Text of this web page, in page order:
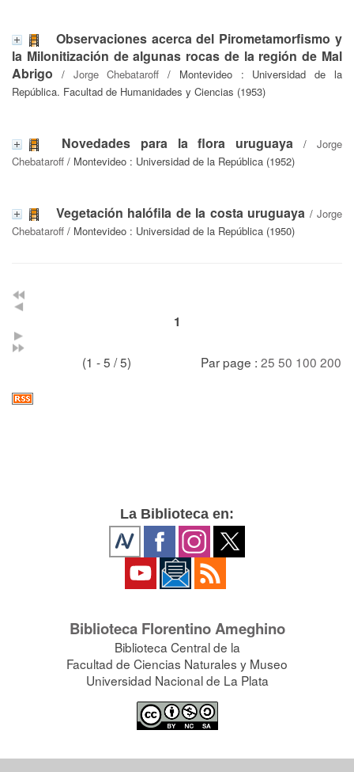
Observaciones acerca del Pirometamorfismo y
la Milonitización de algunas rocas de la región de Mal
Abrigo / Jorge Chebataroff / Montevideo : Universidad de la
República. Facultad de Humanidades y Ciencias (1953)
Novedades para la flora uruguaya /Jorge
Chebataroff / Montevideo : Universidad de la República (1952)
Vegetación halófila de la costa uruguaya / Jorge
Chebataroff / Montevideo : Universidad de la República (1950)
1
(1 - 5 / 5) Par page : 25 50 100 200
La Biblioteca en:
Biblioteca Florentino Ameghino
Biblioteca Central de la
Facultad de Ciencias Naturales y Museo
Universidad Nacional de La Plata